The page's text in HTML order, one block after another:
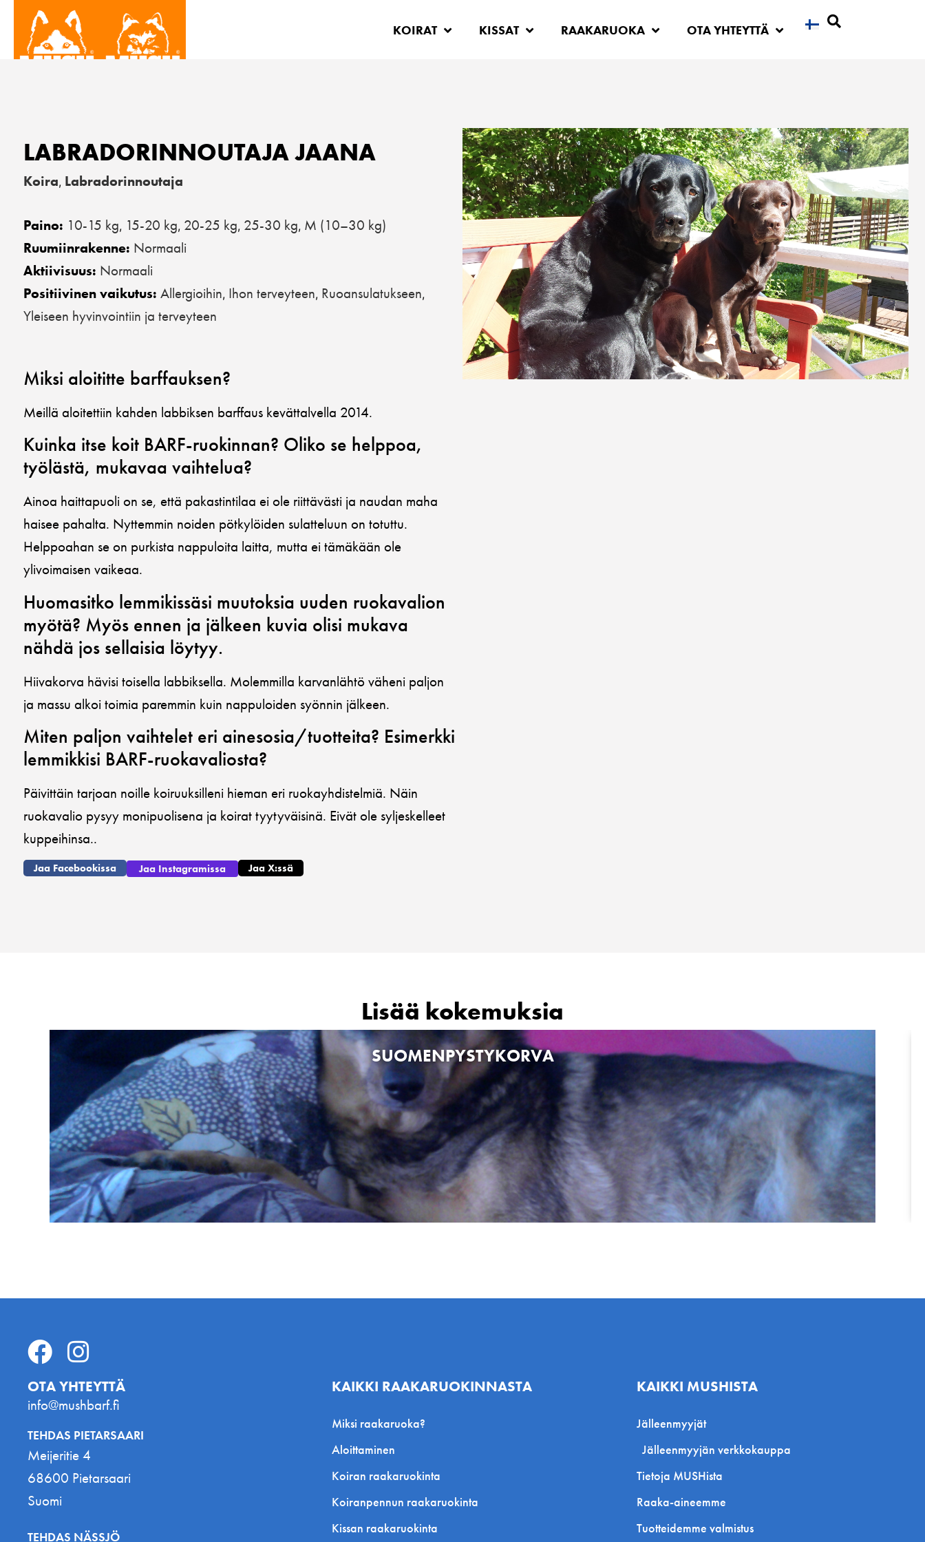
KOIRAT KISSAT RAAKARUOKA OTA YHTEYTTÄ
LABRADORINNOUTAJA JAANA
Koira, Labradorinnoutaja
Paino: 10-15 kg, 15-20 kg, 20-25 kg, 25-30 kg, M (10–30 kg)
Ruumiinrakenne: Normaali
Aktiivisuus: Normaali
Positiivinen vaikutus: Allergioihin, Ihon terveyteen, Ruoansulatukseen,
Yleiseen hyvinvointiin ja terveyteen
Miksi aloititte barffauksen?
Meillä aloitettiin kahden labbiksen barffaus kevättalvella 2014.
Kuinka itse koit BARF-ruokinnan? Oliko se helppoa,
työlästä, mukavaa vaihtelua?
Ainoa haittapuoli on se, että pakastintilaa ei ole riittävästi ja naudan maha
haisee pahalta. Nyttemmin noiden pötkylöiden sulatteluun on totuttu.
Helppoahan se on purkista nappuloita laitta, mutta ei tämäkään ole
ylivoimaisen vaikeaa.
Huomasitko lemmikissäsi muutoksia uuden ruokavalion
myötä? Myös ennen ja jälkeen kuvia olisi mukava
nähdä jos sellaisia löytyy.
Hiivakorva hävisi toisella labbiksella. Molemmilla karvanlähtö väheni paljon
ja massu alkoi toimia paremmin kuin nappuloiden syönnin jälkeen.
Miten paljon vaihtelet eri ainesosia/tuotteita? Esimerkki
lemmikkisi BARF-ruokavaliosta?
Päivittäin tarjoan noille koiruuksilleni hieman eri ruokayhdistelmiä. Näin
ruokavalio pysyy monipuolisena ja koirat tyytyväisinä. Eivät ole syljeskelleet
kuppeihinsa..
Jaa Facebookissa Jaa Instagramissa Jaa X:ssä
Lisää kokemuksia
SUOMENPYSTYKORVA
OTA YHTEYTTÄ
info@mushbarf.fi
TEHDAS PIETARSAARI
Meijeritie 4
68600 Pietarsaari
Suomi
TEHDAS NÄSSJÖ
KAIKKI RAAKARUOKINNASTA
Miksi raakaruoka?
Aloittaminen
Koiran raakaruokinta
Koiranpennun raakaruokinta
Kissan raakaruokinta
KAIKKI MUSHISTA
Jälleenmyyjät
Jälleenmyyjän verkkokauppa
Tietoja MUSHista
Raaka-aineemme
Tuotteidemme valmistus